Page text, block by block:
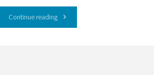
Continue reading"OPEN